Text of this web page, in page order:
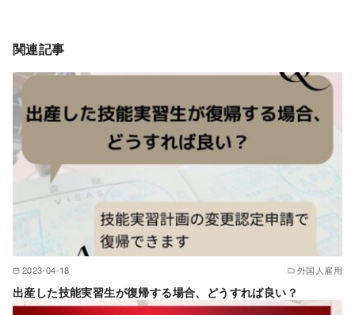
関連記事
2023-04-18 外国人雇用
出産した技能実習生が復帰する場合、どうすれば良い？